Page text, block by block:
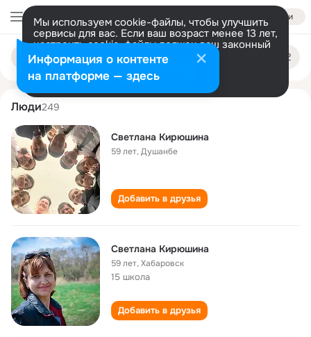
Войти
Мы используем cookie-файлы, чтобы улучшить
сервисы для вас. Если ваш возраст менее 13 лет,
настроить cookie-файлы должен ваш законный
представитель. Больше информации
Разрешить все Настроить
Поиск
людям
svetlana kiryushina
Люди249
Светлана Кирюшина
59 лет,Душанбе
Добавить в друзья
Светлана Кирюшина
59 лет,Хабаровск
15 школа
Добавить в друзья
Информация о контенте
на платформе — здесь